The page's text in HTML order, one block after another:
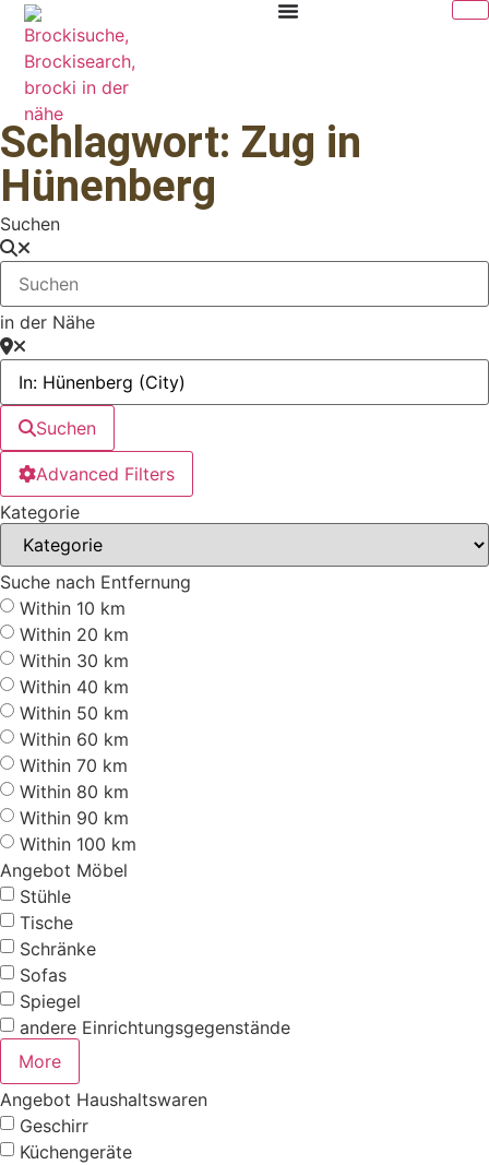
Schlagwort: Zug in
Hünenberg
Suchen
in der Nähe
Suchen
Advanced Filters
Kategorie
Suche nach Entfernung
Within 10 km
Within 20 km
Within 30 km
Within 40 km
Within 50 km
Within 60 km
Within 70 km
Within 80 km
Within 90 km
Within 100 km
Angebot Möbel
Stühle
Tische
Schränke
Sofas
Spiegel
andere Einrichtungsgegenstände
More
Angebot Haushaltswaren
Geschirr
Küchengeräte